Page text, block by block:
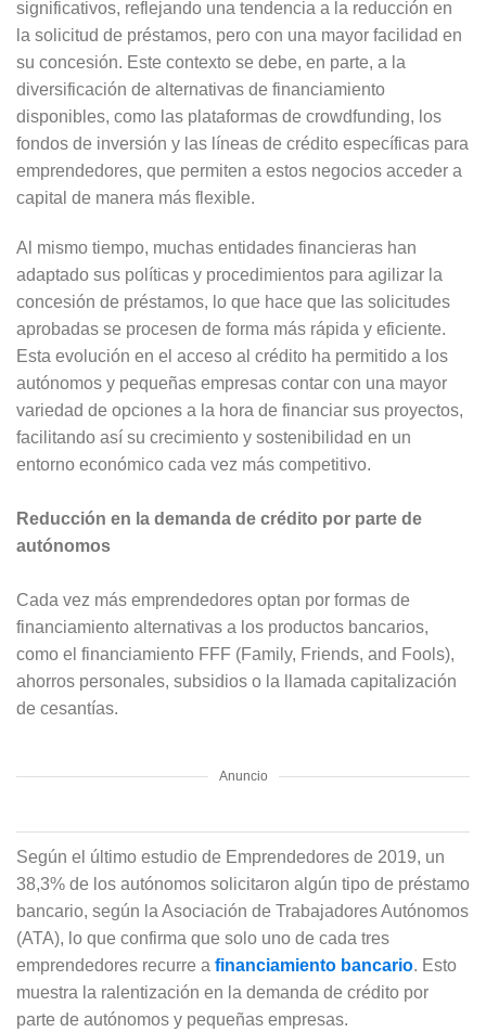
significativos, reflejando una tendencia a la reducción en
la solicitud de préstamos, pero con una mayor facilidad en
su concesión. Este contexto se debe, en parte, a la
diversificación de alternativas de financiamiento
disponibles, como las plataformas de crowdfunding, los
fondos de inversión y las líneas de crédito específicas para
emprendedores, que permiten a estos negocios acceder a
capital de manera más flexible.
Al mismo tiempo, muchas entidades financieras han
adaptado sus políticas y procedimientos para agilizar la
concesión de préstamos, lo que hace que las solicitudes
aprobadas se procesen de forma más rápida y eficiente.
Esta evolución en el acceso al crédito ha permitido a los
autónomos y pequeñas empresas contar con una mayor
variedad de opciones a la hora de financiar sus proyectos,
facilitando así su crecimiento y sostenibilidad en un
entorno económico cada vez más competitivo.
Reducción en la demanda de crédito por parte de
autónomos
Cada vez más emprendedores optan por formas de
financiamiento alternativas a los productos bancarios,
como el financiamiento FFF (Family, Friends, and Fools),
ahorros personales, subsidios o la llamada capitalización
de cesantías.
Anuncio
Según el último estudio de Emprendedores de 2019, un
38,3% de los autónomos solicitaron algún tipo de préstamo
bancario, según la Asociación de Trabajadores Autónomos
(ATA), lo que confirma que solo uno de cada tres
emprendedores recurre a financiamiento bancario. Esto
muestra la ralentización en la demanda de crédito por
parte de autónomos y pequeñas empresas.